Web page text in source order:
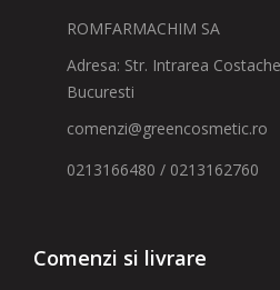
ROMFARMACHIM SA
Adresa: Str. Intrarea
Bucuresti
comenzi@greencosmetic.ro
0213166480 / 0213162760
Comenzi si livrare